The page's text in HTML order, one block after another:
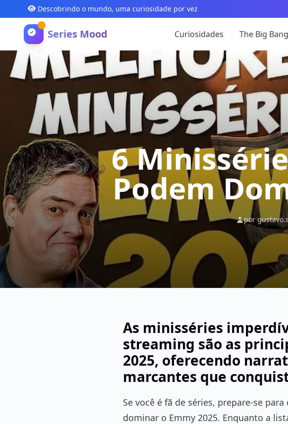
Descobrindo o mundo, uma curiosidade por vez
Series Mood Curiosidades The Big
6
Podem
por
As minisséries
streaming são as
2025, oferecendo
marcantes que
Se você é fã de séries, prepare-se para
dominar o Emmy 2025. Enquanto a